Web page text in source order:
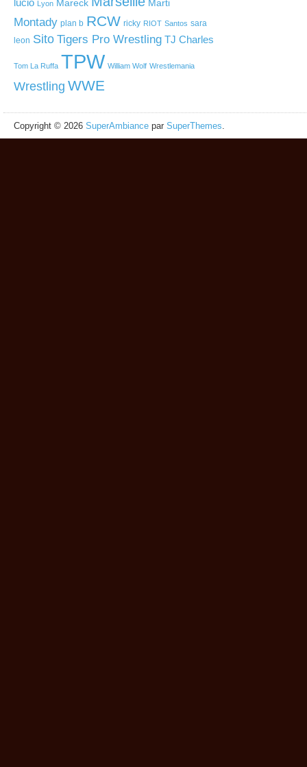
lucio Lyon Mareck Marti
Montady plan b RCW ricky RIOT Santos sara
leon Sito Tigers Pro Wrestling TJ Charles
Tom La Ruffa TPW William Wolf Wrestlemania
Wrestling WWE
Copyright © 2026 SuperAmbiance par SuperThemes.